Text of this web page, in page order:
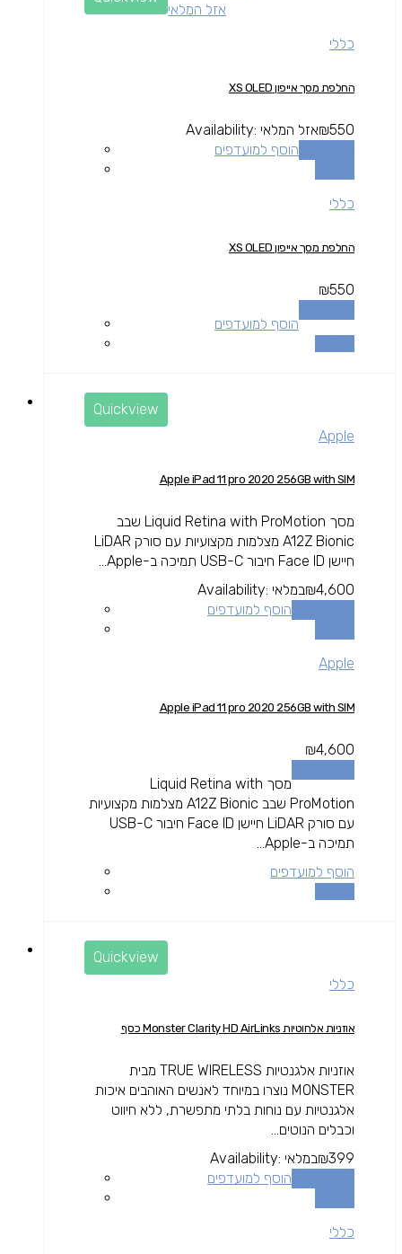
אזל המלאי
כללי
החלפת מסך אייפון XS OLED
₪550
Availability: אזל המלאי
הוסף למועדפים
כללי
החלפת מסך אייפון XS OLED
₪550
הוסף למועדפים
Quickview
Apple
Apple iPad 11 pro 2020 256GB with SIM
מסך Liquid Retina with ProMotion שבב
A12Z Bionic מצלמות מקצועיות עם סורק LiDAR
חיישן Face ID חיבור USB-C תמיכה ב-Apple...
₪4,600
Availability: במלאי
הוסף למועדפים
Apple
Apple iPad 11 pro 2020 256GB with SIM
₪4,600
מסך Liquid Retina with
ProMotion שבב A12Z Bionic מצלמות מקצועיות
עם סורק LiDAR חיישן Face ID חיבור USB-C
תמיכה ב-Apple...
הוסף למועדפים
Quickview
כללי
אוזניות אלחוטיות Monster Clarity HD AirLinks כסף
אוזניות אלגנטיות TRUE WIRELESS מבית
MONSTER נוצרו במיוחד לאנשים האוהבים איכות
אלגנטיות עם נוחות בלתי מתפשרת, ללא חיווט
וכבלים הנוטים...
₪399
Availability: במלאי
הוסף למועדפים
כללי